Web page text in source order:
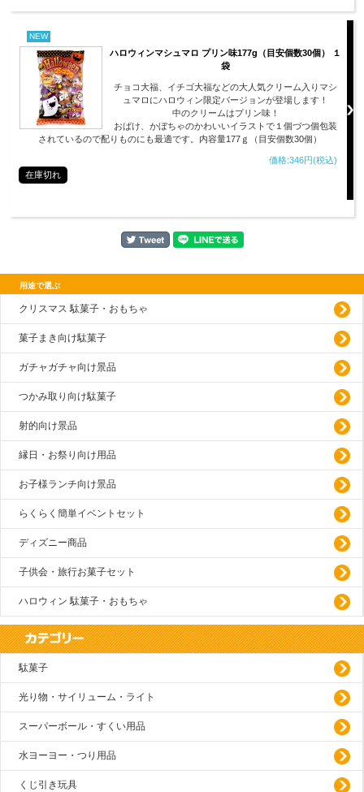
NEW
ハロウィンマシュマロ プリン味177g（目安個数30個） １
袋
チョコ大福、イチゴ大福などの大人気クリーム入りマシ
ュマロにハロウィン限定バージョンが登場します！
中のクリームはプリン味！
おばけ、かぼちゃのかわいいイラストで１個づつ個包装
されているので配りものにも最適です。内容量177ｇ（目安個数30個）
価格:346円(税込)
在庫切れ
用途で選ぶ
クリスマス 駄菓子・おもちゃ
菓子まき向け駄菓子
ガチャガチャ向け景品
つかみ取り向け駄菓子
射的向け景品
縁日・お祭り向け用品
お子様ランチ向け景品
らくらく簡単イベントセット
ディズニー商品
子供会・旅行お菓子セット
ハロウィン 駄菓子・おもちゃ
駄菓子
光り物・サイリューム・ライト
スーパーボール・すくい用品
水ヨーヨー・つり用品
くじ引き玩具